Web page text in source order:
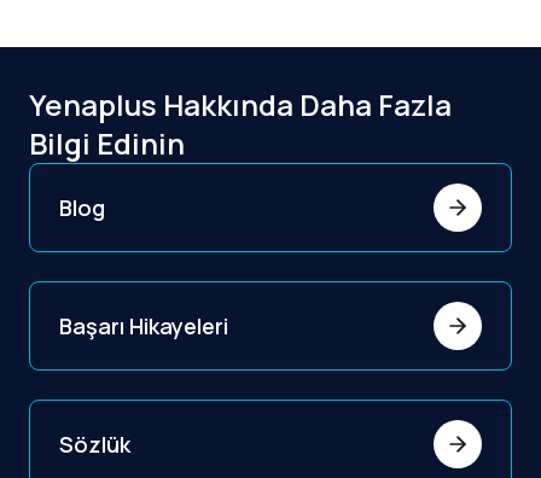
Yenaplus Hakkında Daha Fazla
Bilgi Edinin
Blog
Başarı Hikayeleri
Sözlük